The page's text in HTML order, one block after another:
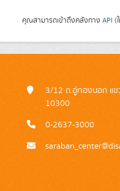
คุณสามารถเข้าถึงคลังทาง API (
3/12 ถ.อู่ทองนอก แ
10300
0-2637-3000